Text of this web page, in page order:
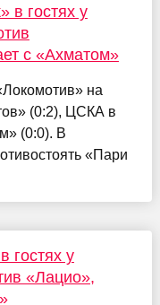
в гостях у
с «Ахматом»
на
(0:2), ЦСКА в
(0:0). В
«Пари
гостях у
«Лацио»,